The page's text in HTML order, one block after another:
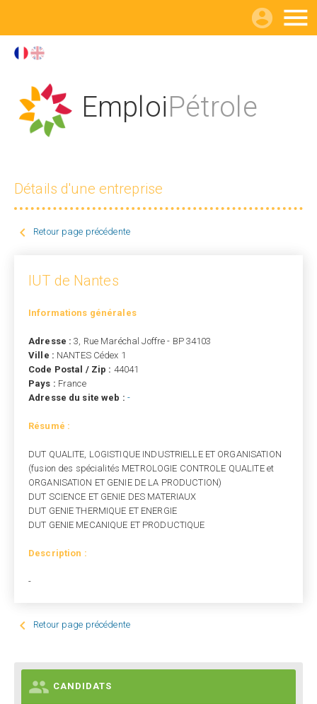

EmploiPétrole
Détails d'une entreprise
 Retour page précédente
IUT de Nantes
Informations générales
Adresse :3, Rue Maréchal Joffre - BP 34103
Ville : NANTES Cédex 1
Code Postal / Zip : 44041
Pays : France
Adresse du site web : -
Résumé :
DUT QUALITE, LOGISTIQUE INDUSTRIELLE ET ORGANISATION
(fusion des spécialités METROLOGIE CONTROLE QUALITE et
ORGANISATION ET GENIE DE LA PRODUCTION)
DUT SCIENCE ET GENIE DES MATERIAUX
DUT GENIE THERMIQUE ET ENERGIE
DUT GENIE MECANIQUE ET PRODUCTIQUE
Description :
-
 Retour page précédente
 CANDIDATS